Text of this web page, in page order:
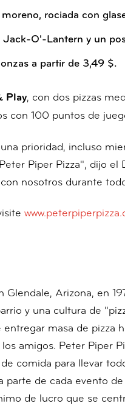
rociada con
O'-Lantern y un
a partir de 3,49 $.
Play, con dos pizzas
con 100 puntos de
prioridad, incluso
Piper Pizza", dijo
nosotros durante
Arizona, en
y una cultura de
masa de
amigos. Peter Piper
comida para llevar
de cada evento
de lucro que se